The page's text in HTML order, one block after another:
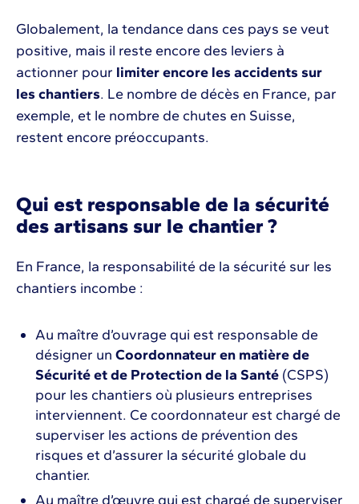
Globalement, la tendance dans ces pays se veut
positive, mais il reste encore des leviers à
actionner pour limiter encore les accidents sur
les chantiers. Le nombre de décès en France, par
exemple, et le nombre de chutes en Suisse,
restent encore préoccupants.
Qui est responsable de la sécurité
des artisans sur le chantier ?
En France, la responsabilité de la sécurité sur les
chantiers incombe :
Au maître d’ouvrage qui est responsable de
désigner un Coordonnateur en matière de
Sécurité et de Protection de la Santé (CSPS)
pour les chantiers où plusieurs entreprises
interviennent. Ce coordonnateur est chargé de
superviser les actions de prévention des
risques et d’assurer la sécurité globale du
chantier.
Au maître d’œuvre qui est chargé de superviser